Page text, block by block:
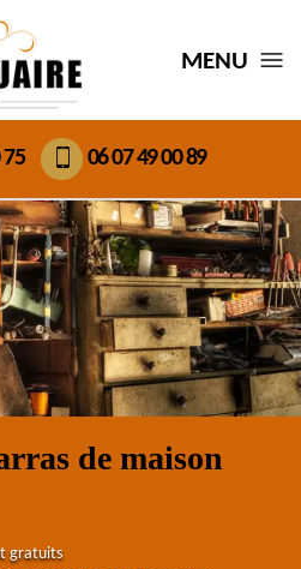
MENU
75 06 07 49 00 89
de maison
gratuits